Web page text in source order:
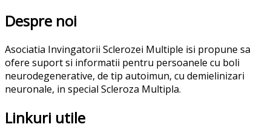
Despre noi
Asociatia Invingatorii Sclerozei Multiple isi propune sa
ofere suport si informatii pentru persoanele cu boli
neurodegenerative, de tip autoimun, cu demielinizari
neuronale, in special Scleroza Multipla.
Linkuri utile